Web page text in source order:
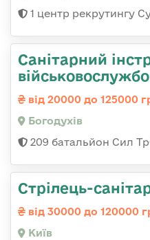
1 центр рекрутингу
Санітарний
від 20000 до 125000
Богодухів
209 батальйон Сил
Стрілець-
від 30000 до 120000
Київ